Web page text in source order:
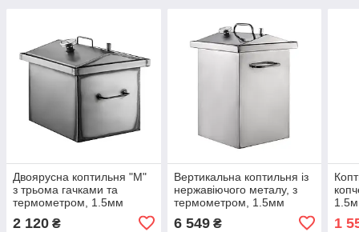
Двоярусна коптильня "М"
з трьома гачками та
термометром, 1.5мм
2 120 ₴
Вертикальна коптильня із
нержавіючого металу, з
термометром, 1.5мм
метал Gorillas BBQ KPT43
6 549₴ 1